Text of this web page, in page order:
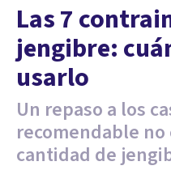
Las 7
jengibre:
usarlo
Un repaso a los
recomendable
cantidad de